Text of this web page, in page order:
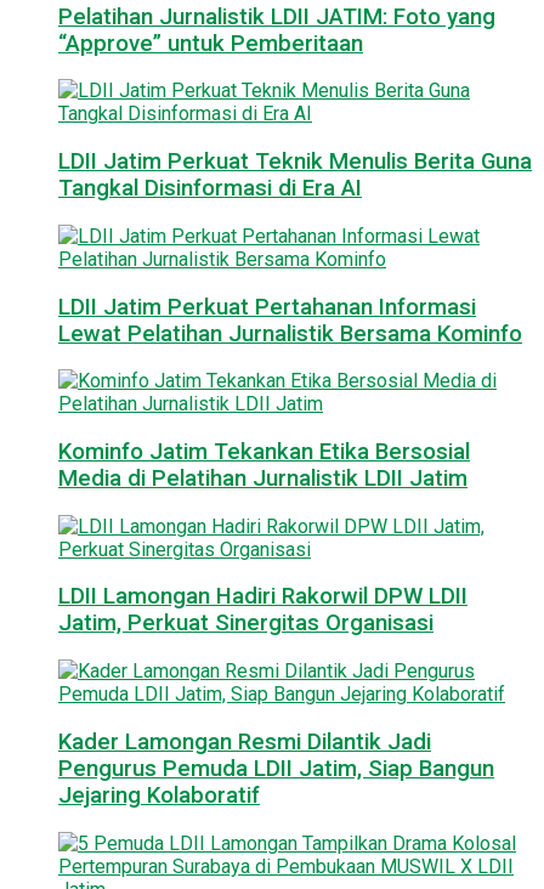
Pelatihan Jurnalistik LDII JATIM: Foto yang
“Approve” untuk Pemberitaan
LDII Jatim Perkuat Teknik Menulis Berita Guna
Tangkal Disinformasi di Era AI
LDII Jatim Perkuat Pertahanan Informasi
Lewat Pelatihan Jurnalistik Bersama Kominfo
Kominfo Jatim Tekankan Etika Bersosial
Media di Pelatihan Jurnalistik LDII Jatim
LDII Lamongan Hadiri Rakorwil DPW LDII
Jatim, Perkuat Sinergitas Organisasi
Kader Lamongan Resmi Dilantik Jadi
Pengurus Pemuda LDII Jatim, Siap Bangun
Jejaring Kolaboratif